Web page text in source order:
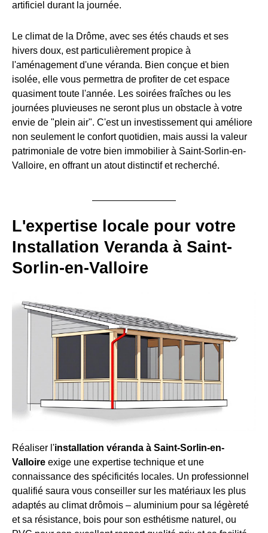
artificiel durant la journée.
Le climat de la Drôme, avec ses étés chauds et ses
hivers doux, est particulièrement propice à
l'aménagement d'une véranda. Bien conçue et bien
isolée, elle vous permettra de profiter de cet espace
quasiment toute l'année. Les soirées fraîches ou les
journées pluvieuses ne seront plus un obstacle à votre
envie de "plein air". C'est un investissement qui améliore
non seulement le confort quotidien, mais aussi la valeur
patrimoniale de votre bien immobilier à Saint-Sorlin-en-
Valloire, en offrant un atout distinctif et recherché.
L'expertise locale pour votre
Installation Veranda à Saint-
Sorlin-en-Valloire
Réaliser l'installation véranda à Saint-Sorlin-en-
Valloire exige une expertise technique et une
connaissance des spécificités locales. Un professionnel
qualifié saura vous conseiller sur les matériaux les plus
adaptés au climat drômois – aluminium pour sa légèreté
et sa résistance, bois pour son esthétisme naturel, ou